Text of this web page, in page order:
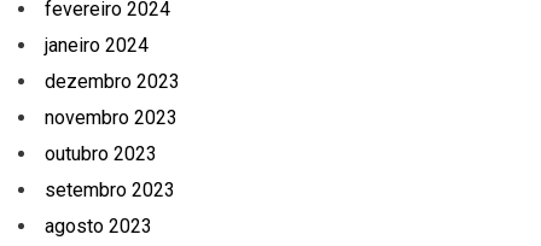
fevereiro 2024
janeiro 2024
dezembro 2023
novembro 2023
outubro 2023
setembro 2023
agosto 2023